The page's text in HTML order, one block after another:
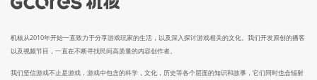
机核从2010年开始一直致力于分享游戏玩家的生活，以及深入探讨游戏相关的文化。我们开发原创的播客
以及视频节目，一直在不断寻找民间高质量的内容创作者。
我们坚信游戏不止是游戏，游戏中包含的科学，文化，历史等各个层面的知识和故事，它们同时也会辐射